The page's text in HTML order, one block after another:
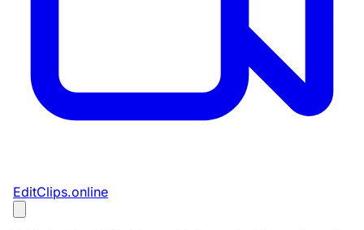
EditClips.online